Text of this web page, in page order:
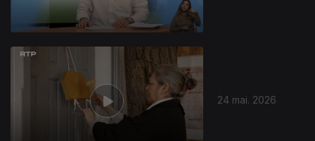
24 mai. 2026
929682